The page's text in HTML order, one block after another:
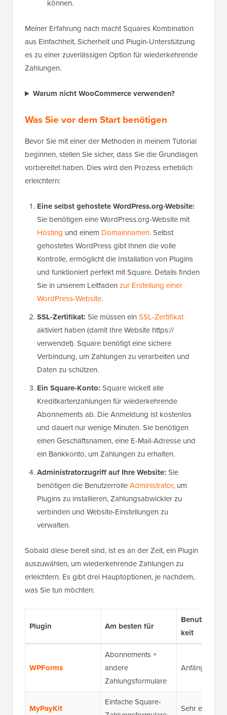
können.
Meiner Erfahrung nach macht Squares Kombination
aus Einfachheit, Sicherheit und Plugin-Unterstützung
es zu einer zuverlässigen Option für wiederkehrende
Zahlungen.
Warum nicht WooCommerce verwenden?
Was Sie vor dem Start benötigen
Bevor Sie mit einer der Methoden in meinem Tutorial
beginnen, stellen Sie sicher, dass Sie die Grundlagen
vorbereitet haben. Dies wird den Prozess erheblich
erleichtern:
Eine selbst gehostete WordPress.org-Website:
Sie benötigen eine WordPress.org-Website mit
Hosting und einem Domainnamen. Selbst
gehostetes WordPress gibt Ihnen die volle
Kontrolle, ermöglicht die Installation von Plugins
und funktioniert perfekt mit Square. Details finden
Sie in unserem Leitfaden zur Erstellung einer
WordPress-Website.
SSL-Zertifikat: Sie müssen ein SSL-Zertifikat
aktiviert haben (damit Ihre Website https://
verwendet). Square benötigt eine sichere
Verbindung, um Zahlungen zu verarbeiten und
Daten zu schützen.
Ein Square-Konto: Square wickelt alle
Kreditkartenzahlungen für wiederkehrende
Abonnements ab. Die Anmeldung ist kostenlos
und dauert nur wenige Minuten. Sie benötigen
einen Geschäftsnamen, eine E-Mail-Adresse und
ein Bankkonto, um Zahlungen zu erhalten.
Administratorzugriff auf Ihre Website: Sie
benötigen die BenutzerrolleAdministrator, um
Plugins zu installieren, Zahlungsabwickler zu
verbinden und Website-Einstellungen zu
verwalten.
Sobald diese bereit sind, ist es an der Zeit, ein Plugin
auszuwählen, um wiederkehrende Zahlungen zu
erleichtern. Es gibt drei Hauptoptionen, je nachdem,
was Sie tun möchten:
Plugin Am besten für
keit
WPForms
Abonnements +
andere
Zahlungsformulare
MyPayKit
Einfache Square-
Sehr einfach